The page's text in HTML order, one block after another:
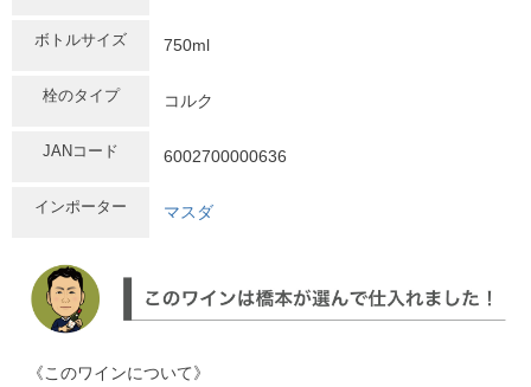
ボトルサイズ 750ml
栓のタイプ コルク
JANコード 6002700000636
インポーター マスダ
《このワインについて》